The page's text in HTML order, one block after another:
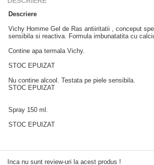
Descriere
Vichy Homme Gel de Ras antiiritatii , conceput
sensibila si reactiva. Formula imbunatatita cu
Contine apa termala Vichy.
STOC EPUIZAT
Nu contine alcool. Testata pe piele sensibila.
STOC EPUIZAT
Spray 150 ml.
STOC EPUIZAT
Inca nu sunt review-uri la acest produs !